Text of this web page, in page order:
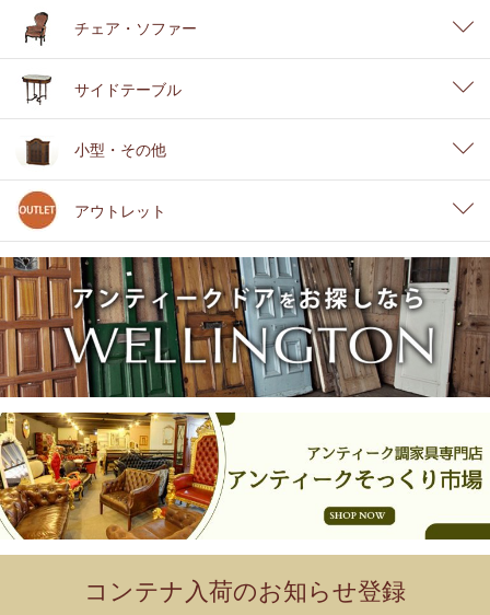
チェア・ソファー
サイドテーブル
小型・その他
アウトレット
コンテナ入荷のお知らせ登録